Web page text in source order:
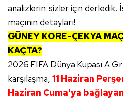
analizlerini sizler için derledik.
maçının detayları!
GÜNEY KORE-ÇEKYA
KAÇTA?
2026 FIFA Dünya Kupası A
karşılaşma, 11 Haziran
Haziran Cuma'ya